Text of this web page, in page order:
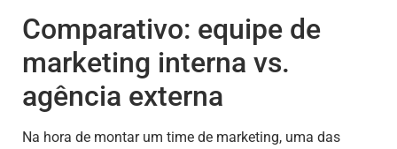
Comparativo: equipe de
marketing interna vs.
agência externa
Na hora de montar um time de marketing, uma das